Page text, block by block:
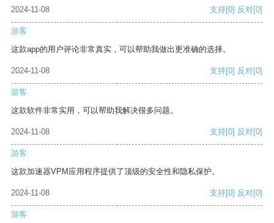
2024-11-08
支持[0] 反对[0]
游客
这款app的用户评论非常真实，可以帮助我做出更准确的选择。
2024-11-08 支持[0] 反对[0]
游客
这款软件非常实用，可以帮助我解决很多问题。
2024-11-08 支持[0] 反对[0]
游客
这款加速器VPM应用程序提供了顶级的安全性和隐私保护。
2024-11-08 支持[0] 反对[0]
游客